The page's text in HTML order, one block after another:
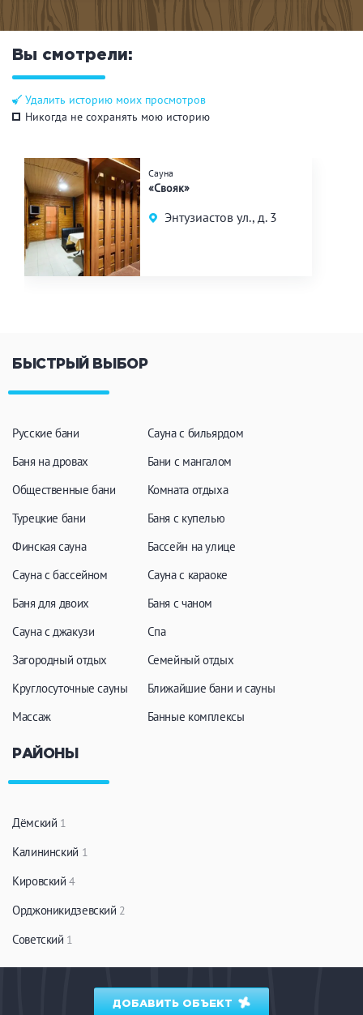
Вы смотрели:
Удалить историю моих просмотров
Никогда не сохранять мою историю
Сауна
«Свояк»
Энтузиастов ул., д. 3
БЫСТРЫЙ ВЫБОР
Русские бани
Баня на дровах
Общественные бани
Турецкие бани
Финская сауна
Сауна с бассейном
Баня для двоих
Сауна с джакузи
Загородный отдых
Круглосуточные сауны
Массаж
Сауна с бильярдом
Бани с мангалом
Комната отдыха
Баня с купелью
Бассейн на улице
Сауна с караоке
Баня с чаном
Спа
Семейный отдых
Ближайшие бани и сауны
Банные комплексы
РАЙОНЫ
Дёмский 1
Калининский 1
Кировский4
Орджоникидзевский 2
Советский 1
ДОБАВИТЬ ОБЪЕКТ